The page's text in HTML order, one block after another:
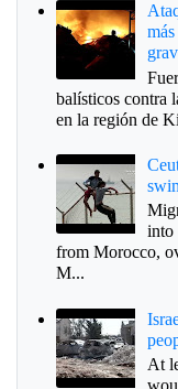
balísticos contra
en la región de
into
from Morocco,
M...
At